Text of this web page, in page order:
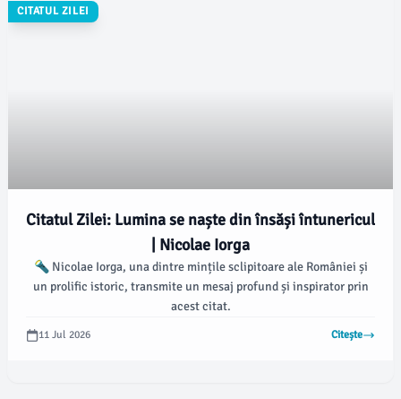
CITATUL ZILEI
Citatul Zilei: Lumina se naște din însăși întunericul
| Nicolae Iorga
🔦 Nicolae Iorga, una dintre mințile sclipitoare ale României și
un prolific istoric, transmite un mesaj profund și inspirator prin
acest citat.
11 Jul 2026 Citește